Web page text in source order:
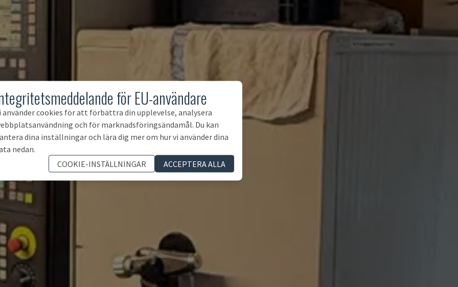
för EU-användare
använder cookies för att förbättra din upplevelse, analysera
och för marknadsföringsändamål. Du kan
dina inställningar och lära dig mer om hur vi använder dina
nedan.
COOKIE-INSTÄLLNINGAR
ACCEPTERA ALLA